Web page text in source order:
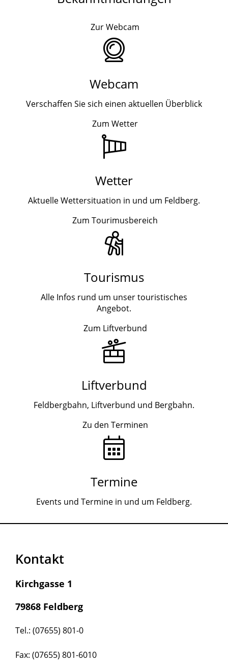
Webcam
Verschaffen Sie sich einen aktuellen Überblick
Zur Webcam
Wetter
Aktuelle Wettersituation in und um Feldberg.
Zum Wetter
Tourismus
Alle Infos rund um unser touristisches
Angebot.
Zum Tourimusbereich
Liftverbund
Feldbergbahn, Liftverbund und Bergbahn.
Zum Liftverbund
Termine
Events und Termine in und um Feldberg.
Zu den Terminen
Kontakt
Kirchgasse 1
79868 Feldberg
Tel.: (07655) 801-0
Fax: (07655) 801-6010